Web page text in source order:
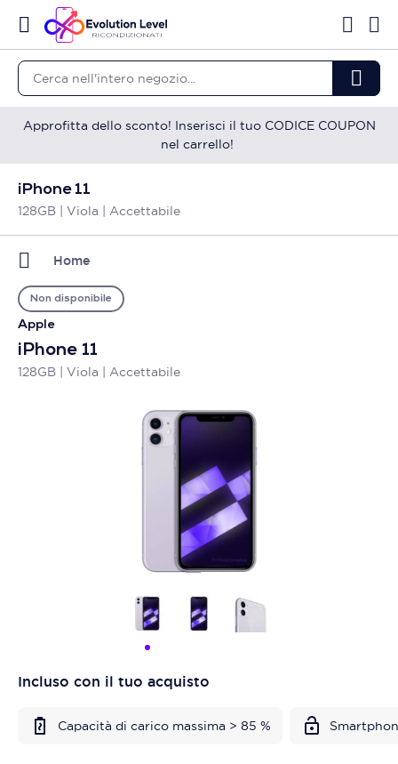
Approfitta dello sconto! Inserisci il tuo CODICE COUPON
nel carrello!
iPhone 11
128GB | Viola | Accettabile
Home
Apple
iPhone 11
128GB | Viola | Accettabile
Non disponibile
Incluso con il tuo acquisto
Capacità di carico massima > 85 %